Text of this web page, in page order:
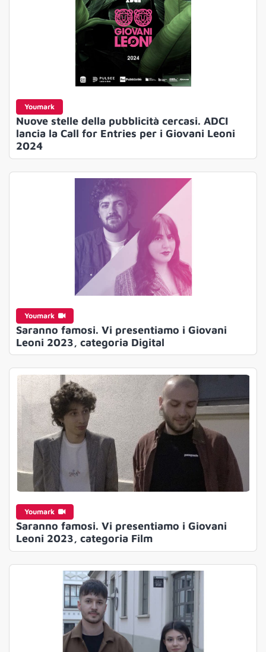
Youmark
Nuove stelle della pubblicità cercasi. ADCI
lancia la Call for Entries per i Giovani Leoni
2024
Youmark
Saranno famosi. Vi presentiamo i Giovani
Leoni 2023, categoria Digital
Youmark
Saranno famosi. Vi presentiamo i Giovani
Leoni 2023, categoria Film